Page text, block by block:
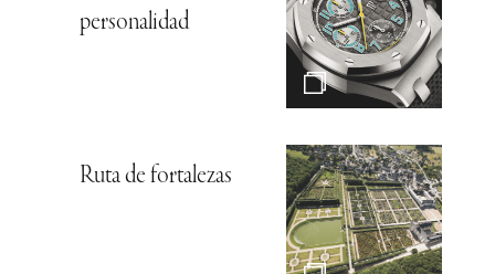
personalidad
Ruta de fortalezas